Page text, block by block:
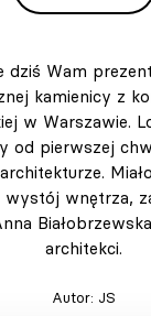
dziś Wam
kamienicy z
w Warszawie.
od pierwszej
wystój wnętrza,
architekci.
Autor: JS